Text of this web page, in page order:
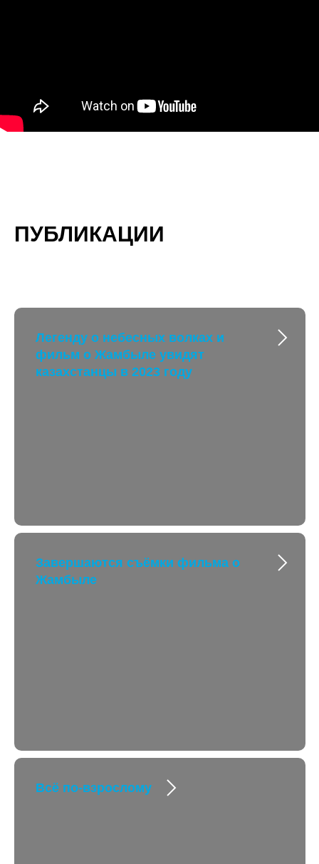
ПУБЛИКАЦИИ
Легенду о небесных волках и
фильм о Жамбыле увидят
казахстанцы в 2023 году
Завершаются съёмки фильма о
Жамбыле
Всё по-взрослому